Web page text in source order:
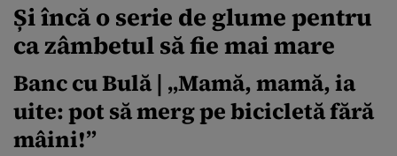
Și încă o serie de glume pentru
ca zâmbetul să fie mai mare
Banc cu Bulă | „Mamă, mamă, ia
uite: pot să merg pe bicicletă fără
mâini!”